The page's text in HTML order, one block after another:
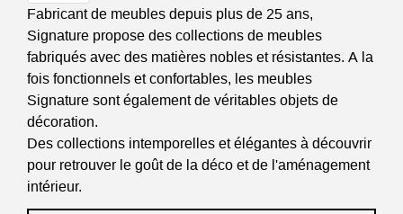
Fabricant de meubles depuis plus de 25 ans,
Signature propose des collections de meubles
fabriqués avec des matières nobles et résistantes. A la
fois fonctionnels et confortables, les meubles
Signature sont également de véritables objets de
décoration.
Des collections intemporelles et élégantes à découvrir
pour retrouver le goût de la déco et de l'aménagement
intérieur.